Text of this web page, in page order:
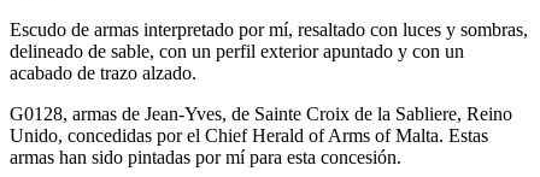
Escudo de armas interpretado por mí, resaltado con luces y sombras,
delineado de sable, con un perfil exterior apuntado y con un
acabado de trazo alzado.
G0128, armas de Jean-Yves, de Sainte Croix de la Sabliere, Reino
Unido, concedidas por el Chief Herald of Arms of Malta. Estas
armas han sido pintadas por mí para esta concesión.